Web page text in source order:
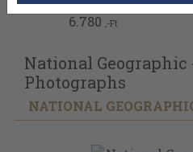
6.780 ,-Ft
National Geographic
Photographs
NATIONAL